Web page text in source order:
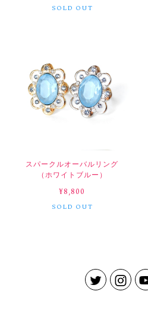
SOLD OUT
スパークルオーバルリング
（ホワイトブルー）
¥8,800
SOLD OUT